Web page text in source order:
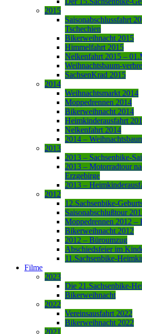
2015
Saisonabschlussfahrt
Tschechien
Bikerweihnacht 2015
Himmelfahrt 2015
Nelkenfahrt 2015 –
Weihnachtsbaum-
SachsenKrad 2015
2014
Weihnachtsmarkt 2014
Moppedrennen 2014
Bikerweihnacht 2014
Heimkinderausfahrt
Nelkenfahrt 2014
2014 –
2013
2013 – Sachsenbike-
2013 – Motorradtour
Erzgebirge
2013 –
2012
12.Sachsenbike-
Saisonabschlußtour
Moppedrennen 2012 –
Bikerweihnacht 2012
2012 – Büroumzug
Abschiedsfeier im
11.Sachsenbike-
Filme
2023
Die 21.Sachsenbike-
Bikerweihnacht
2022
Vereinsausfahrt 2022
Bikerweihnacht 2022
2021